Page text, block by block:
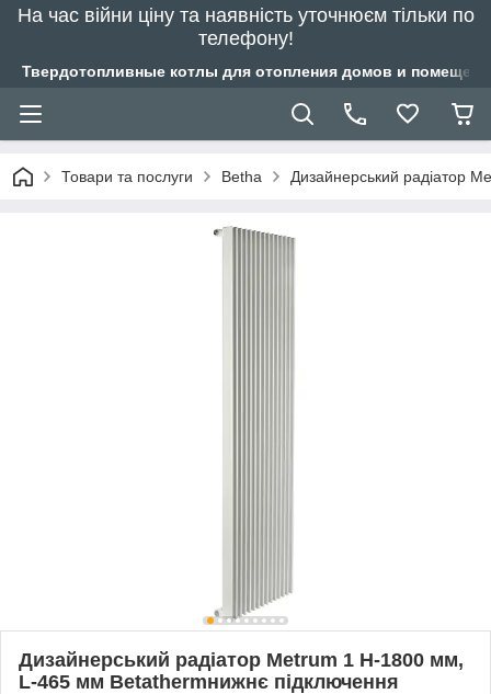
На час війни ціну та наявність уточнюєм тільки по
телефону!
Твердотопливные котлы для отопления домов и
Товари та послуги Betha Дизайнерський радіатор
Дизайнерський радіатор Metrum 1 H-1800 мм,
L-465 мм Betathermнижнє підключення